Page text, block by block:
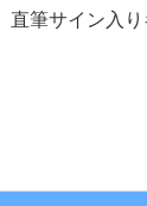
直筆サイン入